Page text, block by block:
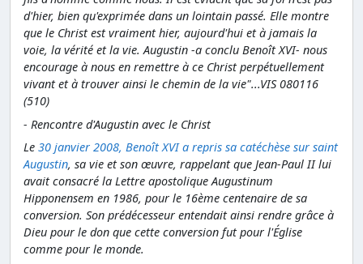
d'hier, bien qu'exprimée dans un lointain passé. Elle montre
que le Christ est vraiment hier, aujourd'hui et à jamais la
voie, la vérité et la vie. Augustin -a conclu Benoît XVI- nous
encourage à nous en remettre à ce Christ perpétuellement
vivant et à trouver ainsi le chemin de la vie"...VIS 080116
(510)
- Rencontre d'Augustin avec le Christ
Le 30 janvier 2008, Benoît XVI a repris sa catéchèse sur saint
Augustin, sa vie et son œuvre, rappelant que Jean-Paul II lui
avait consacré la Lettre apostolique Augustinum
Hipponensem en 1986, pour le 16ème centenaire de sa
conversion. Son prédécesseur entendait ainsi rendre grâce à
Dieu pour le don que cette conversion fut pour l'Église
comme pour le monde.